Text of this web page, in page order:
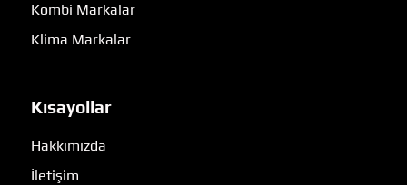
Kombi Markalar
Klima Markalar
Kısayollar
Hakkımızda
İletişim